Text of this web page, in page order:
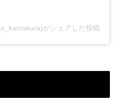
がシェアした投稿